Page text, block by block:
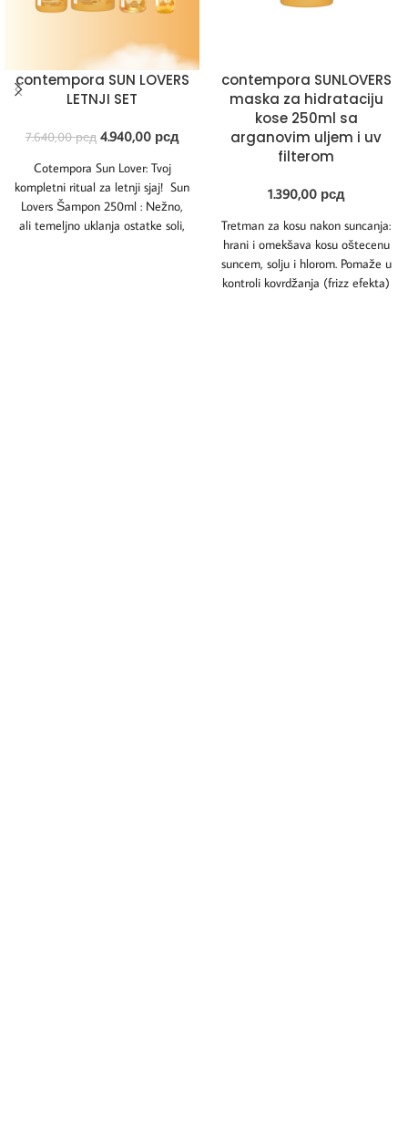
contempora SUN LOVERS
LETNJI SET
7.640,00рсд 4.940,00 рсд
Cotempora Sun Lover: Tvoj
kompletni ritual za letnji sjaj! Sun
Lovers Šampon 250ml : Nežno,
ali temeljno uklanja ostatke soli,
contempora SUNLOVERS
maska za hidrataciju
kose 250ml sa
arganovim uljem i uv
filterom
1.390,00 рсд
Tretman za kosu nakon suncanja:
hrani i omekšava kosu oštecenu
suncem, solju i hlorom. Pomaže u
kontroli kovrdžanja (frizz efekta)